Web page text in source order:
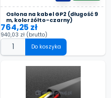
Osłona na kabel GP2 (długość 9
m, kolor żółto-czarny)
764,25 zł
940,03 zł (brutto)
Do koszyka